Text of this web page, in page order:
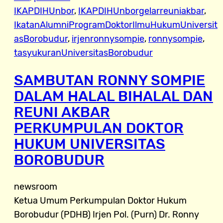
IKAPDIHUnbor, IKAPDIHUnborgelarreuniakbar
IkatanAlumniProgramDoktorIlmuHukumUniversit
asBorobudur, irjenronnysompie, ronnysompie
tasyukuranUniversitasBorobudur
SAMBUTAN RONNY SOMPIE
DALAM HALAL BIHALAL DAN
REUNI AKBAR
PERKUMPULAN DOKTOR
HUKUM UNIVERSITAS
BOROBUDUR
newsroom
Ketua Umum Perkumpulan Doktor Hukum
Borobudur (PDHB) Irjen Pol. (Purn) Dr. Ronny